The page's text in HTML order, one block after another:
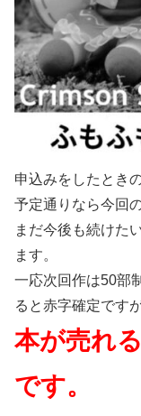
申込みをしたとき
予定通りなら今回
まだ今後も続けた
ます。
一応次回作は50部
ると赤字確定です
本が売れ
です。